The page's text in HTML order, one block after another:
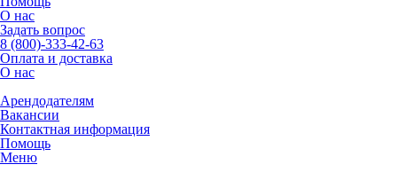
О нас
Задать вопрос
8 (800)-333-42-63
Оплата и доставка
О нас
Арендодателям
Вакансии
Контактная информация
Помощь
Меню